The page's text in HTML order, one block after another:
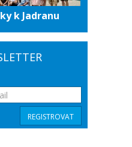
k Jadranu